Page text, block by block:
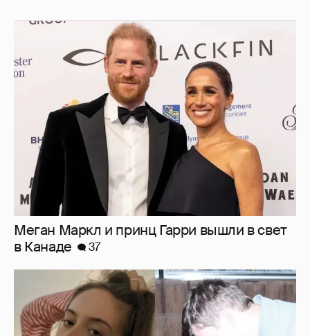
Меган Маркл и принц Гарри вышли в свет
в Канаде
Внучка Никиты Михалкова Наталья с
мужем и сыном отдыхает на яхте